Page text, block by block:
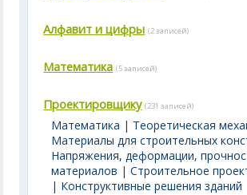
Алфавит и цифры (2 записей)
Математика (5 записей)
Проектировщику (231 записей)
Математика | Теоретическая
Материалы для строительных
Напряжения, деформации,
материалов |Строительное
| Конструктивные решения зданий